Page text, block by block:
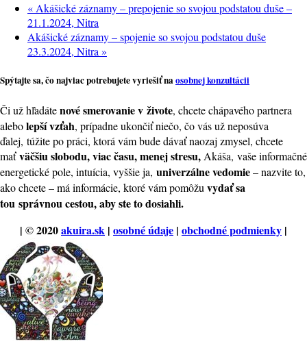
« Akášické záznamy – prepojenie so svojou podstatou duše –
21.1.2024, Nitra
Akášické záznamy – spojenie so svojou podstatou duše
23.3.2024, Nitra »
Spýtajte sa, čo najviac potrebujete vyriešiť naosobnej konzultácii
Či už hľadátenové smerovanie v živote, chcete chápavého partnera
alebolepší vzťah, prípadne ukončiť niečo, čo vás už neposúva
ďalej, túžite po práci, ktorá vám bude dávať naozaj zmysel, chcete
maťväčšiu slobodu, viac času, menej stresu,Akáša, vaše informačné
energetické pole, intuícia, vyššie ja, univerzálne vedomie– nazvite to,
ako chcete – má informácie, ktoré vám pomôžuvydať sa
tou správnou cestou, aby ste to dosiahli.
| © 2020akuira.sk | osobné údaje | obchodné podmienky |